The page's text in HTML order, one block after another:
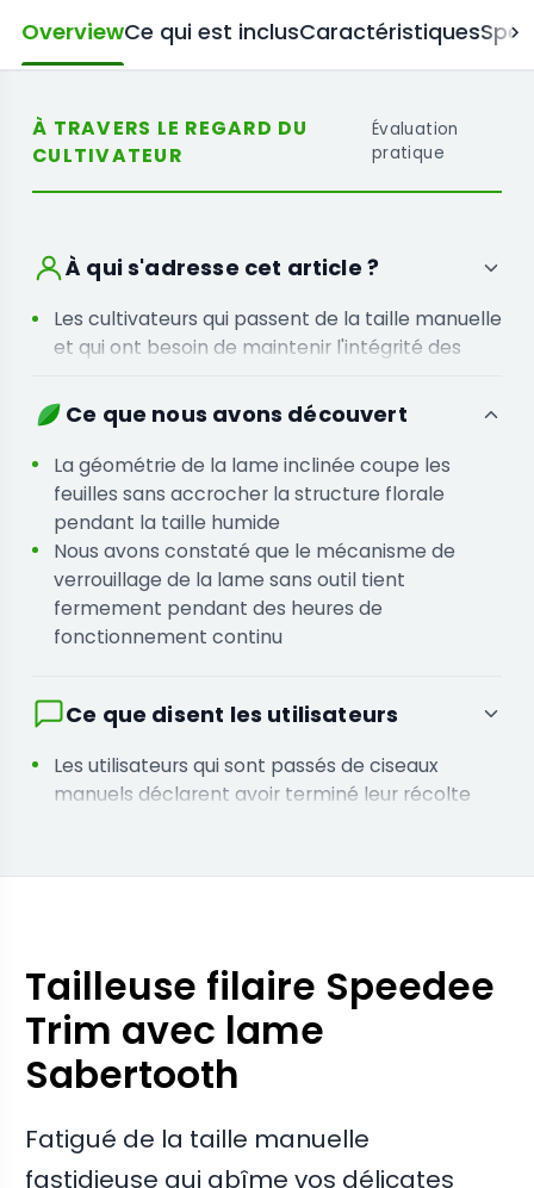
OverviewCe qui est inclusCaractéristiques
À TRAVERS LE REGARD DU
CULTIVATEUR
Évaluation
pratique
À qui s'adresse cet article ?
Les cultivateurs qui passent de la taille manuelle
et qui ont besoin de maintenir l'intégrité des
Les opérations de petite à moyenne taille qui
ont besoin d'une unité filaire fiable pour des
performances constantes pendant de longues
sessions
Ce que nous avons découvert
La géométrie de la lame inclinée coupe les
feuilles sans accrocher la structure florale
pendant la taille humide
Nous avons constaté que le mécanisme de
verrouillage de la lame sans outil tient
fermement pendant des heures de
fonctionnement continu
Ce que disent les utilisateurs
Les utilisateurs qui sont passés de ciseaux
manuels déclarent avoir terminé leur récolte
nettoyage incluse indiquent que le temps de
Tailleuse filaire Speedee
Trim avec lame
Sabertooth
Fatigué de la taille manuelle
fastidieuse qui abîme vos délicates